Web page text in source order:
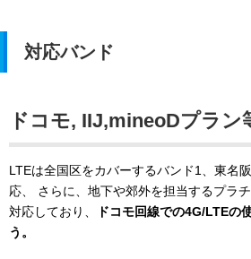
対応バンド
ドコモ, IIJ,mineoDプラン
LTEは全国区をカバーするバンド1、東名
応、 さらに、地下や郊外を担当するプラ
対応しており、
ドコモ回線での4G/LTEの
う。